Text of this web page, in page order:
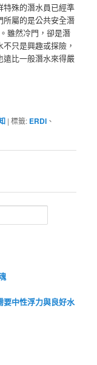
特殊的潛水員已經準
所屬的是公共安全潛
雖然冷門，卻是潛
只是興趣或探險，
遠比一般潛水來得嚴
|標籤: ERDI 、
要中性浮力與良好水